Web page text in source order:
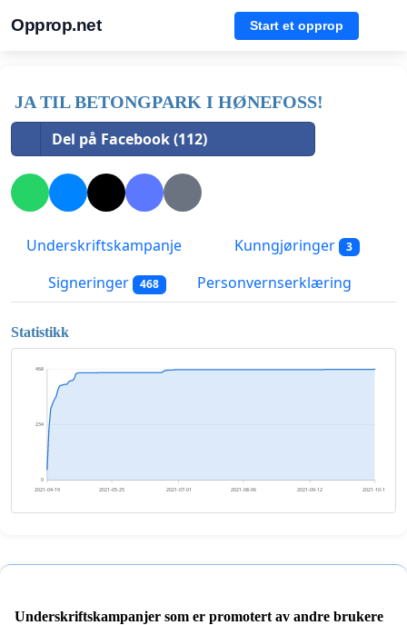
Opprop.net Start et opprop
JA TIL BETONGPARK I HØNEFOSS!
Del på Facebook (112)
Underskriftskampanje Kunngjøringer 3
Signeringer 468 Personvernserklæring
Statistikk
0
234
468
2021-04-19 2021-05-25 2021-07-01 2021-08-06 2021-09-12 2021-10-18
Underskriftskampanjer som er promotert av andre brukere